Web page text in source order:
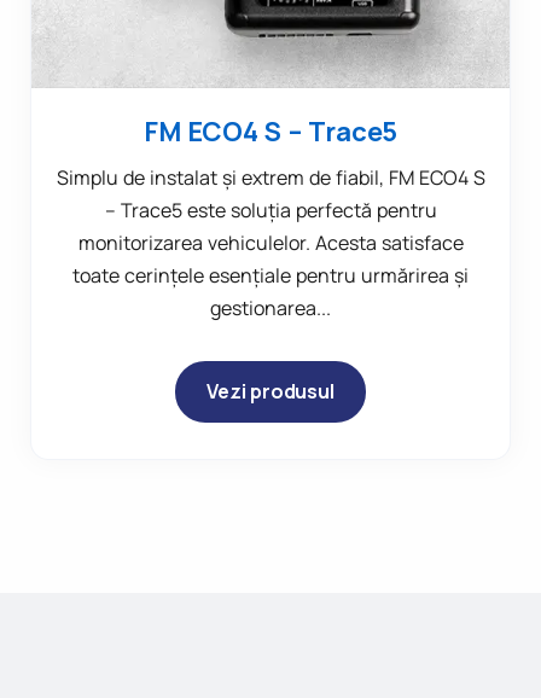
FM ECO4 S – Trace5
Simplu de instalat și extrem de fiabil, FM ECO4 S
– Trace5 este soluția perfectă pentru
monitorizarea vehiculelor. Acesta satisface
toate cerințele esențiale pentru urmărirea și
gestionarea...
Vezi produsul